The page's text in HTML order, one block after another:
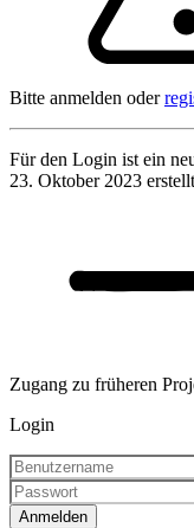
Bitte anmelden oder
Für den Login ist ein
23. Oktober 2023
Zugang zu früheren
Login
Anmelden